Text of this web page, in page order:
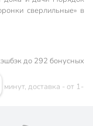
сверлильные» в
до 292 бонусных
доставка - от 1-